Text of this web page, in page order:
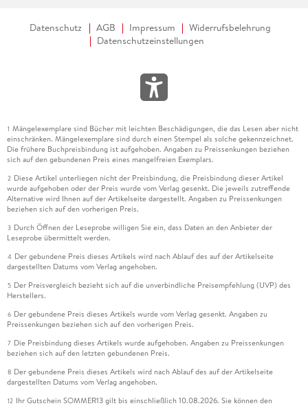
Datenschutz AGB Impressum
Widerrufsbelehrung
Datenschutzeinstellungen
1 Mängelexemplare sind Bücher mit leichten Beschädigungen, die das Lesen aber nicht
einschränken. Mängelexemplare sind durch einen Stempel als solche gekennzeichnet.
Die frühere Buchpreisbindung ist aufgehoben. Angaben zu Preissenkungen beziehen
sich auf den gebundenen Preis eines mangelfreien Exemplars.
2 Diese Artikel unterliegen nicht der Preisbindung, die Preisbindung dieser Artikel
wurde aufgehoben oder der Preis wurde vom Verlag gesenkt. Die jeweils zutreffende
Alternative wird Ihnen auf der Artikelseite dargestellt. Angaben zu Preissenkungen
beziehen sich auf den vorherigen Preis.
3 Durch Öffnen der Leseprobe willigen Sie ein, dass Daten an den Anbieter der
Leseprobe übermittelt werden.
4 Der gebundene Preis dieses Artikels wird nach Ablauf des auf der Artikelseite
dargestellten Datums vom Verlag angehoben.
5 Der Preisvergleich bezieht sich auf die unverbindliche Preisempfehlung (UVP) des
Herstellers.
6 Der gebundene Preis dieses Artikels wurde vom Verlag gesenkt. Angaben zu
Preissenkungen beziehen sich auf den vorherigen Preis.
7 Die Preisbindung dieses Artikels wurde aufgehoben. Angaben zu Preissenkungen
beziehen sich auf den letzten gebundenen Preis.
8 Der gebundene Preis dieses Artikels wird nach Ablauf des auf der Artikelseite
dargestellten Datums vom Verlag angehoben.
12 Ihr Gutschein SOMMER13 gilt bis einschließlich 10.08.2026. Sie können den